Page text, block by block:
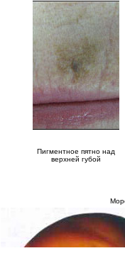
Пигментное пятно над
верхней губой